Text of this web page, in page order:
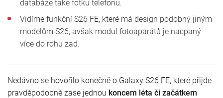
databáze také fotku telefonu.
Vidíme funkční S26 FE, které má design podobný jiným
modelům S26, avšak modul fotoaparátů je nacpaný
více do rohu zad.
Nedávno se hovořilo konečně o Galaxy S26 FE, které přijde
pravděpodobně zase jednou koncem léta či začátkem